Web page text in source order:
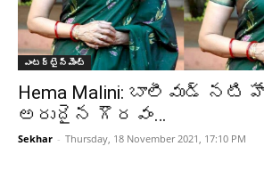
ఎంటర్టైన్మెంట్
Hema Malini: బాలీవుడ్​
అరుదైన గౌరవం…
Sekhar - Thursday, 18 November 2021, 17:10 PM